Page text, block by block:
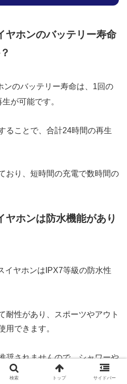
ヤホンのバッテリー寿命
ンのバッテリー寿命は、1回の
が可能です。
ることで、合計24時間の再生
おり、短時間の充電で数時間の
ホンは防水機能があり
イヤホンはIPX7等級の防水性
耐性があり、スポーツやアウト
用できます。
奨されませんので、シャワーや
ださい。
検索 トップ サイドバー